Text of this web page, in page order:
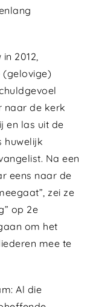
2012,
(gelovige)
naar de kerk
en las uit de
huwelijk
Na een
eens naar de
zei ze
op 2e
om het
mee te
Al die